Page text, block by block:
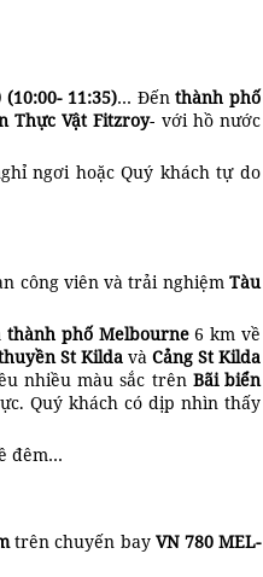
(10:00-11:35)… Đếnthành phố
Thực Vật Fitzroy- với hồ nước
ngơi hoặc Quý khách tự do
công viên và trải nghiệmTàu
thành phố Melbourne6 km về
St Kildavà Cảng St Kilda
nhiều màu sắc trên Bãi biển
Quý khách có dịp nhìn thấy
đêm…
trên chuyến bay VN 780 MEL-